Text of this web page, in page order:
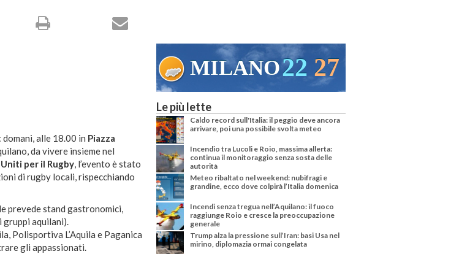
MILANO22 27 VENEZIA
: domani, alle 18.00 in Piazza
da vivere insieme nel
Uniti per il Rugby, l’evento è stato
di rugby locali, rispecchiando
prevede stand gastronomici,
gruppi aquilani).
Polisportiva L’Aquila e Paganica
gli appassionati.
Le più lette
Caldo record sull'Italia: il peggio deve ancora
arrivare, poi una possibile svolta meteo
Incendio tra Lucoli e Roio, massima allerta:
continua il monitoraggio senza sosta delle
autorità
Meteo ribaltato nel weekend: nubifragi e
grandine, ecco dove colpirà l’Italia domenica
Incendi senza tregua nell’Aquilano: il fuoco
raggiunge Roio e cresce la preoccupazione
generale
Trump alza la pressione sull’Iran: basi Usa nel
mirino, diplomazia ormai congelata